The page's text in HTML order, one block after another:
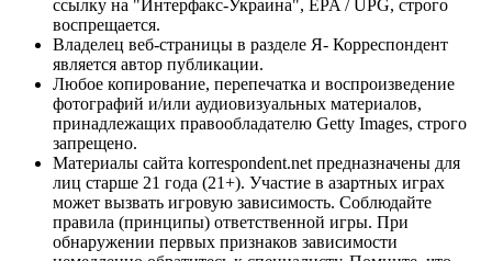
ссылку на "Интерфакс-Украина", EPA / UPG, строго
воспрещается.
Владелец веб-страницы в разделе Я- Корреспондент
является автор публикации.
Любое копирование, перепечатка и воспроизведение
фотографий и/или аудиовизуальных материалов,
принадлежащих правообладателю Getty Images, строго
запрещено.
Материалы сайта korrespondent.net предназначены для
лиц старше 21 года (21+). Участие в азартных играх
может вызвать игровую зависимость. Соблюдайте
правила (принципы) ответственной игры. При
обнаружении первых признаков зависимости